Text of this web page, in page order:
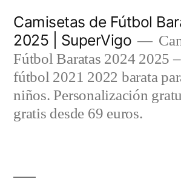
contenido
Camisetas de Fútbol
2025 | SuperVigo
Fútbol Baratas 2024 2025
fútbol 2021 2022 barata
niños. Personalización
gratis desde 69 euros.